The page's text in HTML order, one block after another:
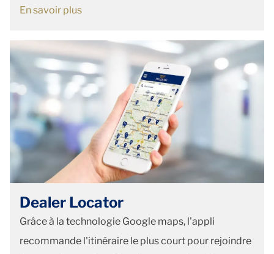
En savoir plus
Dealer Locator
Grâce à la technologie Google maps, l'appli
recommande l'itinéraire le plus court pour rejoindre